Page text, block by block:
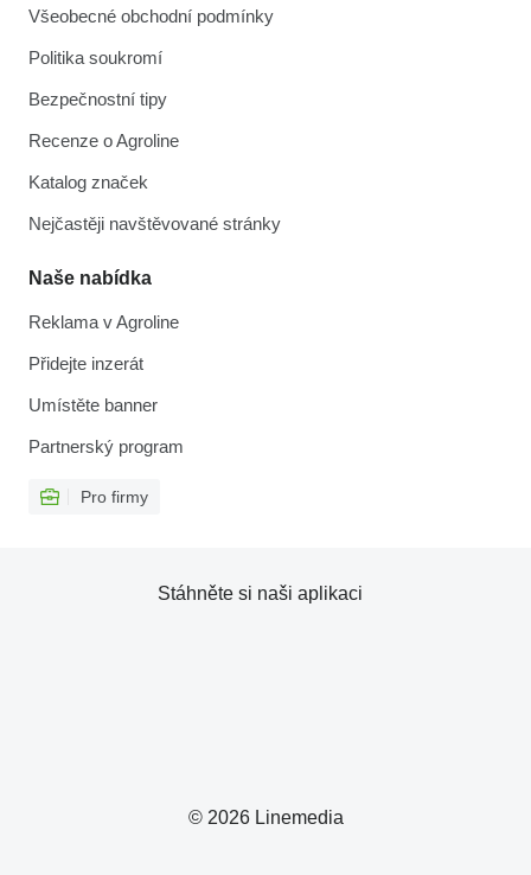
Všeobecné obchodní podmínky
Politika soukromí
Bezpečnostní tipy
Recenze o Agroline
Katalog značek
Nejčastěji navštěvované stránky
Naše nabídka
Reklama v Agroline
Přidejte inzerát
Umístěte banner
Partnerský program
Pro firmy
© 2026 Linemedia
Stáhněte si naši aplikaci